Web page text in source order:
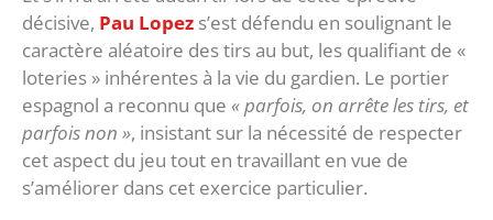
décisive, Pau Lopez s’est défendu en soulignant le
caractère aléatoire des tirs au but, les qualifiant de «
loteries » inhérentes à la vie du gardien. Le portier
espagnol a reconnu que « parfois, on arrête les tirs, et
parfois non », insistant sur la nécessité de respecter
cet aspect du jeu tout en travaillant en vue de
s’améliorer dans cet exercice particulier.